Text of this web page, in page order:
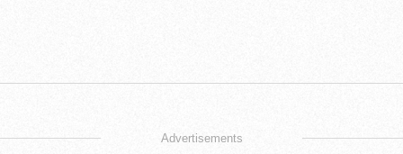
Advertisements